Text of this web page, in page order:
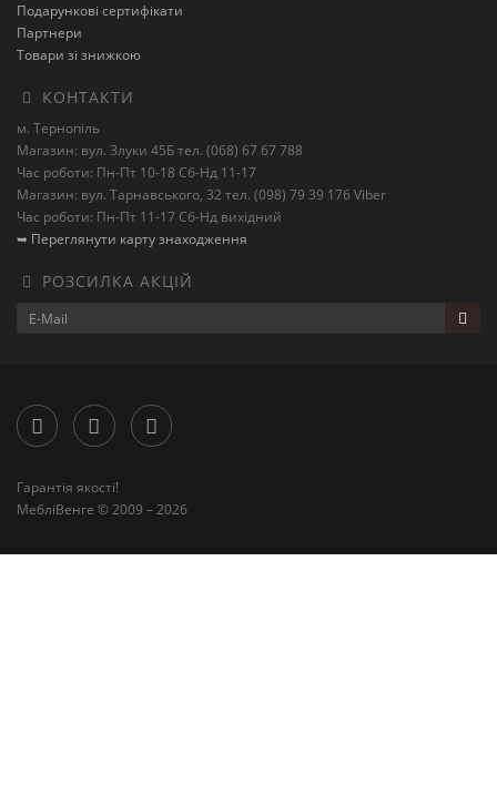
Подарункові сертифікати
Партнери
Товари зі знижкою
КОНТАКТИ
м. Тернопіль
Магазин: вул. Злуки 45Б тел. (068) 67 67 788
Час роботи: Пн-Пт 10-18 Сб-Нд 11-17
Магазин: вул. Тарнавського, 32 тел. (098) 79 39 176 Viber
Час роботи: Пн-Пт 11-17 Сб-Нд вихідний
➥ Переглянути карту знаходження
РОЗСИЛКА АКЦІЙ
Гарантія якості!
МебліВенге © 2009 – 2026